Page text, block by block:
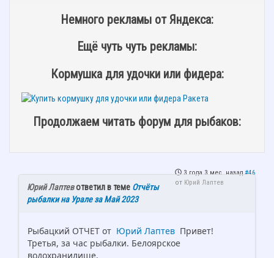
Немного рекламы от Яндекса:
Ещё чуть чуть рекламы:
Кормушка для удочки или фидера:
Продолжаем читать форум для рыбаков:
3 года 3 мес. назад #46
от Юрий Лаптев
Юрий Лаптевответил в теме Отчёты
рыбалки на Урале за Май 2023
Рыбацкий ОТЧЕТ от Юрий Лаптев Привет!
Третья, за час рыбалки. Белоярское
водохранилище.